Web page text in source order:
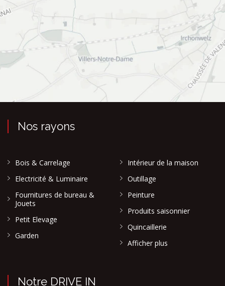
Nos rayons
Bois & Carrelage
Electricité & Luminaire
Fournitures de bureau &
Jouets
Petit Elevage
Garden
Intérieur de la maison
Outillage
Peinture
Produits saisonnier
Quincaillerie
Afficher plus
Notre DRIVE IN